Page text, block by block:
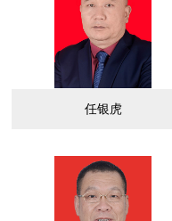
任银虎